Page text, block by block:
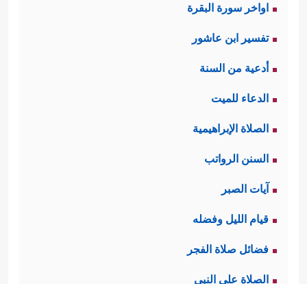
اواخر سورة البقرة
تفسير ابن عاشور
أدعية من السنة
الدعاء للميت
الصلاة الإبراهيمية
السنن الرواتب
آيات الصبر
قيام الليل وفضله
فضائل صلاة الفجر
الصلاة على النبي